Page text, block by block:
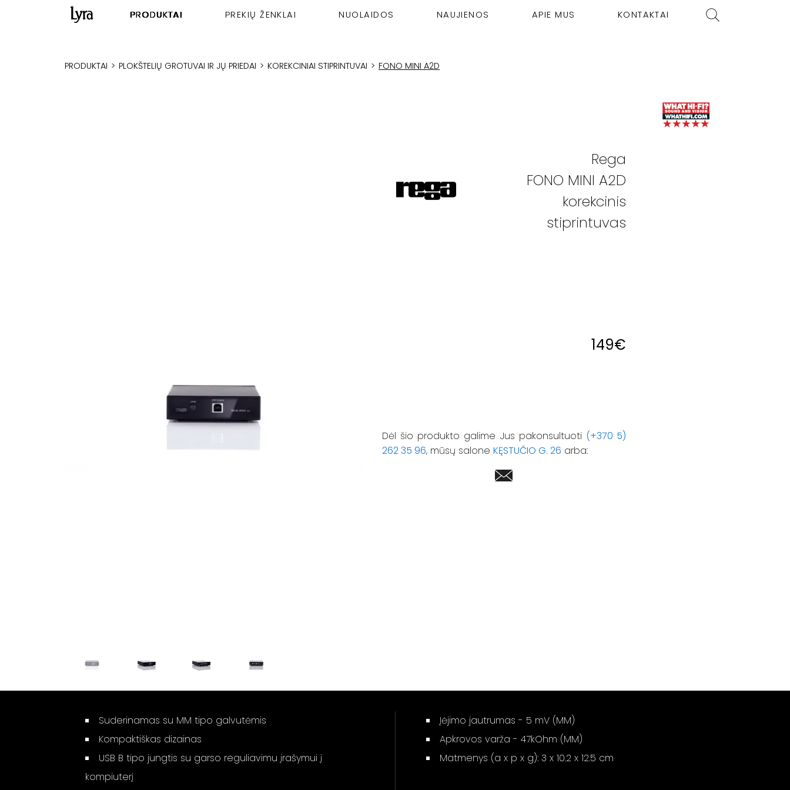
PRODUKTAI PREKIŲ ŽENKLAI NUOLAIDOS NAUJIENOS APIE MUS KONTAKTAI
PRODUKTAI > PLOKŠTELIŲ GROTUVAI IR JŲ PRIEDAI > KOREKCINIAI STIPRINTUVAI > FONO MINI A2D
Rega
FONO MINI A2D
korekcinis
stiprintuvas
149€
Dėl šio produkto galime Jus pakonsultuoti (+370 5)
262 35 96, mūsų salone KĘSTUČIO G. 26 arba:
Suderinamas su MM tipo galvutėmis
Kompaktiškas dizainas
USB B tipo jungtis su garso reguliavimu įrašymui į
kompiuterį
Įėjimo jautrumas - 5 mV (MM)
Apkrovos varža - 47kOhm (MM)
Matmenys (a x p x g): 3 x 10.2 x 12.5 cm